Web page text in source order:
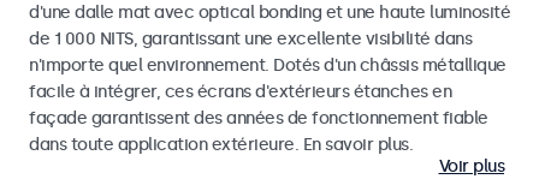
d'une dalle mat avec optical bonding et une haute luminosité
de 1 000 NITS, garantissant une excellente visibilité dans
n'importe quel environnement. Dotés d'un châssis métallique
facile à intégrer, ces écrans d'extérieurs étanches en
façade garantissent des années de fonctionnement fiable
dans toute application extérieure. En savoir plus.
Voir plus